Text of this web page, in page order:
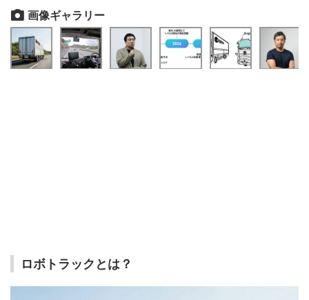
画像ギャラリー
ロボトラックとは？